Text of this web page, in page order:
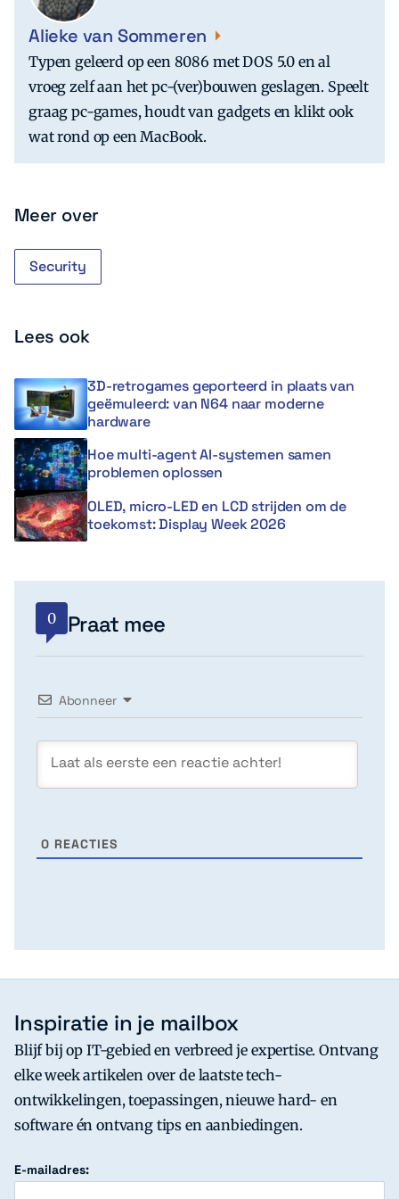
Alieke van Sommeren
Typen geleerd op een 8086 met DOS 5.0 en al
vroeg zelf aan het pc-(ver)bouwen geslagen. Speelt
graag pc-games, houdt van gadgets en klikt ook
wat rond op een MacBook.
Meer over
Security
Lees ook
3D-retrogames geporteerd in plaats van
geëmuleerd: van N64 naar moderne
hardware
Hoe multi-agent AI-systemen samen
problemen oplossen
OLED, micro-LED en LCD strijden om de
toekomst: Display Week 2026
0 Praat mee
Abonneer
0 REACTIES
Inspiratie in je mailbox
Blijf bij op IT-gebied en verbreed je expertise. Ontvang
elke week artikelen over de laatste tech-
ontwikkelingen, toepassingen, nieuwe hard- en
software én ontvang tips en aanbiedingen.
E-mailadres: